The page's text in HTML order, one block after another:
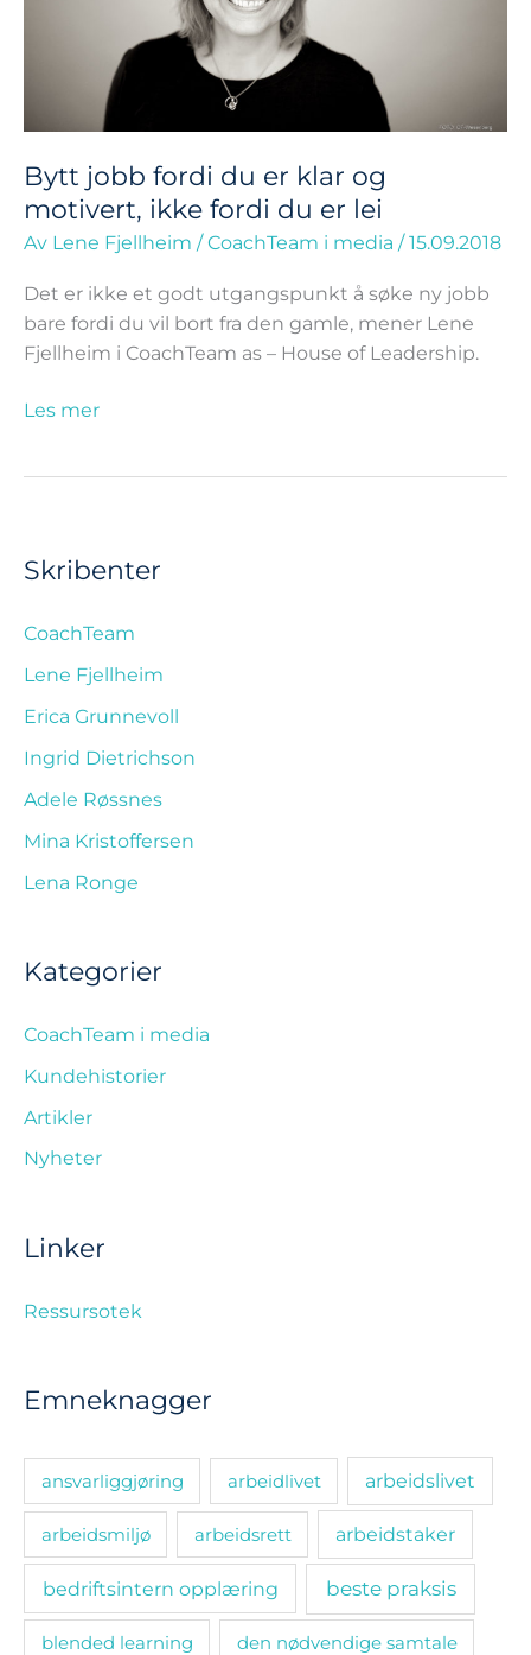
Bytt jobb fordi du er klar og
motivert, ikke fordi du er lei
Av Lene Fjellheim /CoachTeam i media /15.09.2018
Det er ikke et godt utgangspunkt å søke ny jobb
bare fordi du vil bort fra den gamle, mener Lene
Fjellheim i CoachTeam as – House of Leadership.
lei
Les mer
Skribenter
CoachTeam
Lene Fjellheim
Erica Grunnevoll
Ingrid Dietrichson
Adele Røssnes
Mina Kristoffersen
Lena Ronge
Kategorier
CoachTeam i media
Kundehistorier
Artikler
Nyheter
Linker
Ressursotek
Emneknagger
ansvarliggjøring arbeidlivet arbeidslivet
arbeidsmiljø arbeidsrett arbeidstaker
bedriftsintern opplæring beste praksis
blended learning den nødvendige samtale